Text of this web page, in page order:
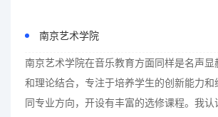
南京艺术学院
南京艺术学院在音乐教育方面同样是名声显
和理论结合，专注于培养学生的创新能力
同专业方向，开设有丰富的选修课程。我